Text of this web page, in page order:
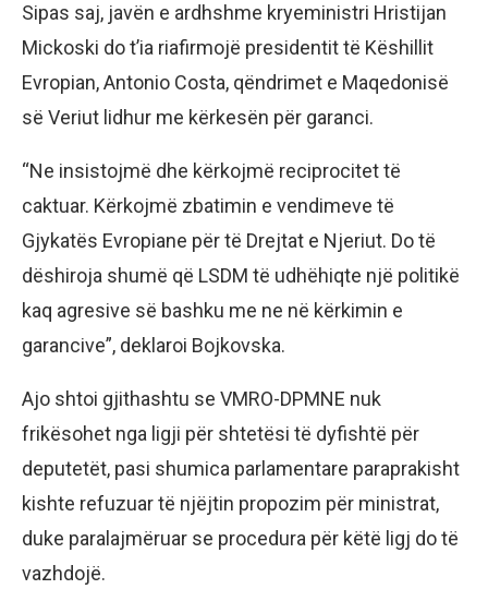
Sipas saj, javën e ardhshme kryeministri Hristijan
Mickoski do t’ia riafirmojë presidentit të Këshillit
Evropian, Antonio Costa, qëndrimet e Maqedonisë
së Veriut lidhur me kërkesën për garanci.
“Ne insistojmë dhe kërkojmë reciprocitet të
caktuar. Kërkojmë zbatimin e vendimeve të
Gjykatës Evropiane për të Drejtat e Njeriut. Do të
dëshiroja shumë që LSDM të udhëhiqte një politikë
kaq agresive së bashku me ne në kërkimin e
garancive”, deklaroi Bojkovska.
Ajo shtoi gjithashtu se VMRO-DPMNE nuk
frikësohet nga ligji për shtetësi të dyfishtë për
deputetët, pasi shumica parlamentare paraprakisht
kishte refuzuar të njëjtin propozim për ministrat,
duke paralajmëruar se procedura për këtë ligj do të
vazhdojë.